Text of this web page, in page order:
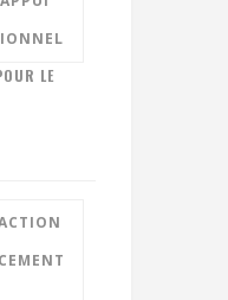
LE